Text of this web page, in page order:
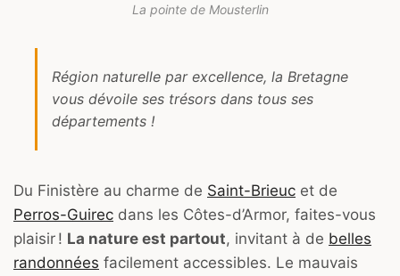
La pointe de Mousterlin
Région naturelle par excellence, la Bretagne
vous dévoile ses trésors dans tous ses
départements !
Du Finistère au charme de Saint-Brieuc et de
Perros-Guirec dans les Côtes-d’Armor, faites-vous
plaisir ! La nature est partout, invitant à de belles
randonnées facilement accessibles. Le mauvais